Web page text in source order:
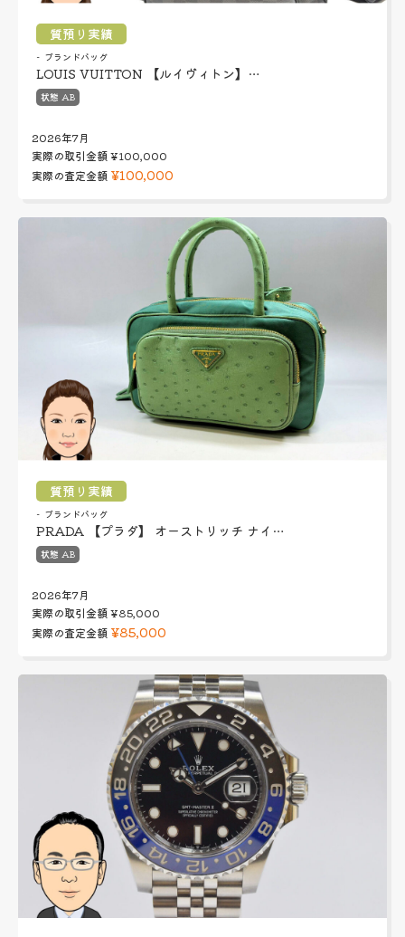
質預り実績
ブランドバッグ
LOUIS VUITTON 【ルイヴィトン】…
状態 AB
2026年7月
実際の取引金額¥100,000
実際の査定金額 ¥100,000
質預り実績
ブランドバッグ
PRADA 【プラダ】 オーストリッチ ナイ…
状態 AB
2026年7月
実際の取引金額¥85,000
実際の査定金額 ¥85,000